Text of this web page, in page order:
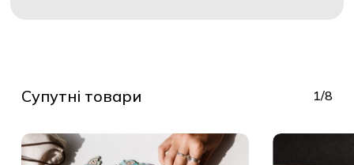
Супутні товари 1/8